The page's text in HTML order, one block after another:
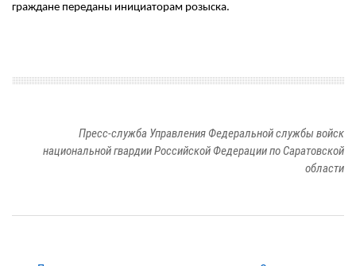
граждане переданы инициаторам розыска.
Пресс-служба Управления Федеральной службы войск
национальной гвардии Российской Федерации по Саратовской
области